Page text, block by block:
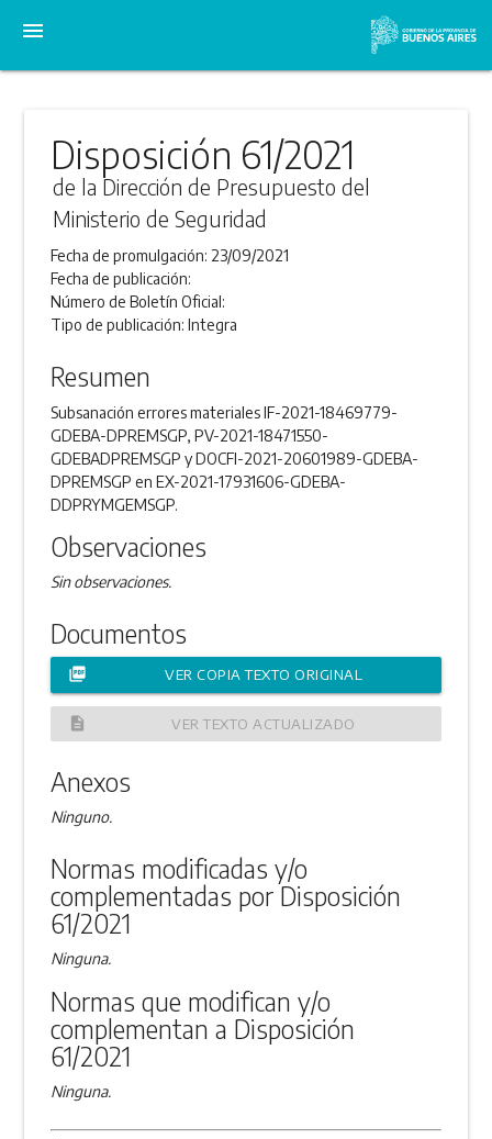
menu
Disposición 61/2021
de la Dirección de Presupuesto del
Ministerio de Seguridad
Fecha de promulgación: 23/09/2021
Fecha de publicación:
Número de Boletín Oficial:
Tipo de publicación:Integra
Resumen
Subsanación errores materiales IF-2021-18469779-
GDEBA-DPREMSGP, PV-2021-18471550-
GDEBADPREMSGP y DOCFI-2021-20601989-GDEBA-
DPREMSGP en EX-2021-17931606-GDEBA-
DDPRYMGEMSGP.
Observaciones
Sin observaciones.
Documentos
picture_as_pdf VER COPIA TEXTO ORIGINAL
description VER TEXTO ACTUALIZADO
Anexos
Ninguno.
Normas modificadas y/o
complementadas por Disposición
61/2021
Ninguna.
Normas que modifican y/o
complementan a Disposición
61/2021
Ninguna.